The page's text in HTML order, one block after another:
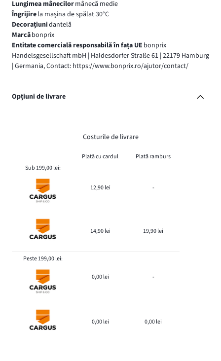
Lungimea mânecilormânecă medie
Îngrijirela maşina de spălat 30°C
Decorațiunidantelă
Marcăbonprix
Entitate comercială responsabilă în fața UE bonprix
Handelsgesellschaft mbH | Haldesdorfer Straße 61 | 22179 Hamburg
| Germania, Contact: https://www.bonprix.ro/ajutor/contact/
Opțiuni de livrare
Costurile de livrare
Plată cu cardul
Plată ramburs
Sub 199,00 lei:
12,90 lei -
14,90 lei 19,90 lei
Peste 199,00 lei:
0,00 lei -
0,00 lei 0,00 lei